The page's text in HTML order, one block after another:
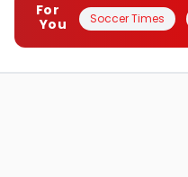
For
You
Soccer Times